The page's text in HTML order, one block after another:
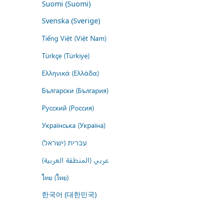
Suomi (Suomi)
Svenska (Sverige)
Tiếng Việt (Việt Nam)
Türkçe (Türkiye)
Ελληνικά (Ελλάδα)
Български (България)
Русский (Россия)
Українська (Україна)
עברית (ישראל)
عربي (المنطقة العربية)
ไทย (ไทย)
한국어 (대한민국)